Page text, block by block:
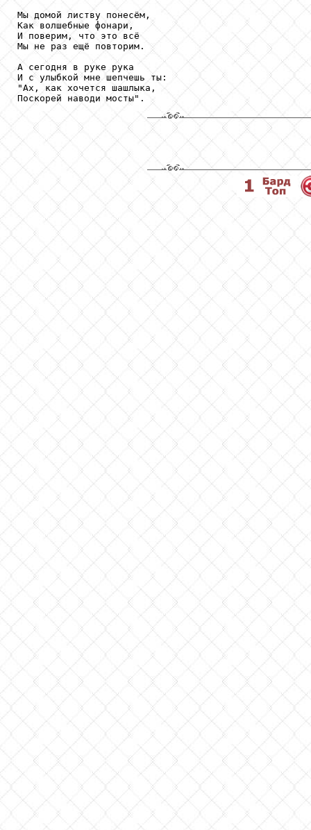
Мы домой листву понесём,
Как волшебные фонари,
И поверим, что это всё
Мы не раз ещё повторим.
А сегодня в руке рука
И с улыбкой мне шепчешь ты:
"Ах, как хочется шашлыка,